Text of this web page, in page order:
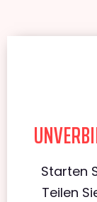
Starten
Teilen